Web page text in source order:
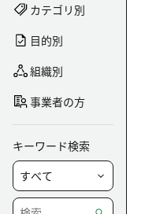
カテゴリ別
目的別
組織別
事業者の方
キーワード検索